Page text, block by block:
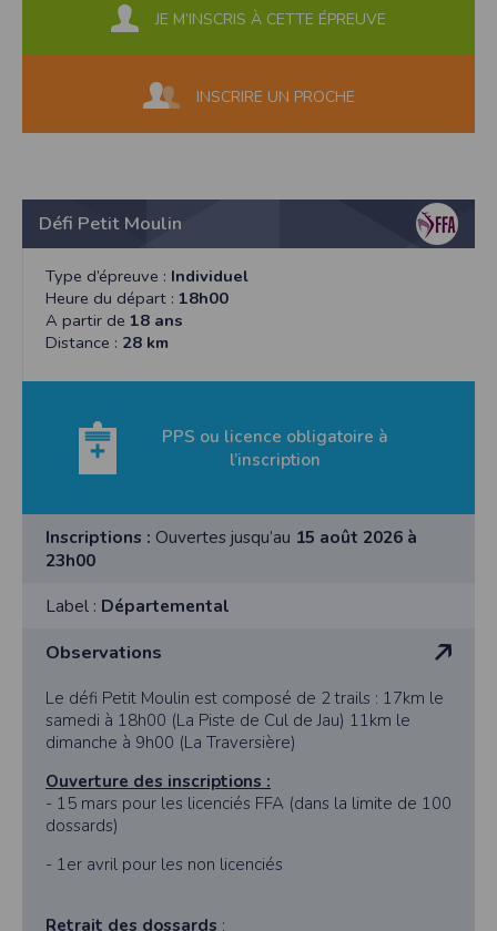
JE M’INSCRIS À CETTE ÉPREUVE
INSCRIRE UN PROCHE
Défi Petit Moulin
Type d’épreuve : Individuel
Heure du départ : 18h00
A partir de 18 ans
Distance : 28 km
PPS ou licence obligatoire à
l’inscription
Inscriptions : Ouvertes jusqu’au 15 août 2026 à
23h00
Label : Départemental
Observations
Le défi Petit Moulin est composé de 2 trails : 17km le
samedi à 18h00 (La Piste de Cul de Jau) 11km le
dimanche à 9h00 (La Traversière)
Ouverture des inscriptions :
- 15 mars pour les licenciés FFA (dans la limite de 100
dossards)
- 1er avril pour les non licenciés
Retrait des dossards :